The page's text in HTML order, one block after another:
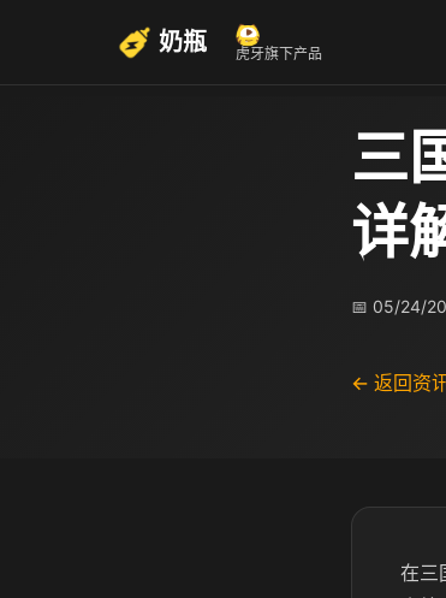
奶瓶 虎牙旗下产品
三
详
📅 05/24/
← 返回资
在三